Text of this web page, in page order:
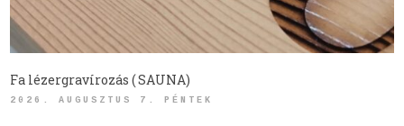
Fa lézergravírozás ( SAUNA)
2026. AUGUSZTUS 7. PÉNTEK